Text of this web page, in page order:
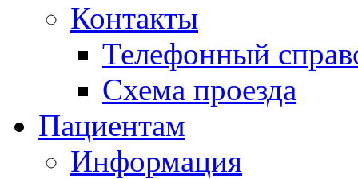
Контакты
Телефонный
Схема проезда
Пациентам
Информация